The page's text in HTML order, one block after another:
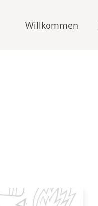
Willkommen